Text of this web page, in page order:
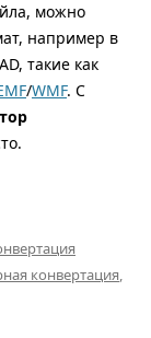
можно
например в
такие как
/WMF. С
конвертация,